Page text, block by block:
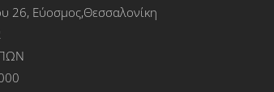
26, Εύοσμος,Θεσσαλονίκη